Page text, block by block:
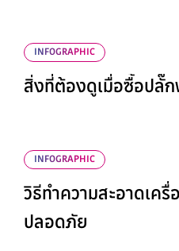
INFOGRAPHIC
สิ่งที่ต้องดูเมื่อซื้อปลั๊
INFOGRAPHIC
วิธีทำความสะอาดเค
ปลอดภัย